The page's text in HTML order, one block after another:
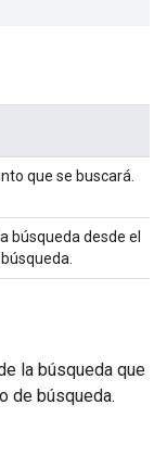
que se buscará.
búsqueda desde el
la búsqueda que
de búsqueda.